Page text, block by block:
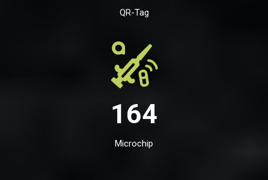
QR-Tag
164
Microchip